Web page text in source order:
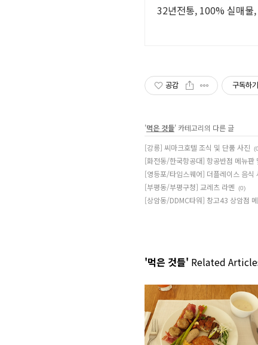
32년전통, 100% 실매물
공감 구독하기
'먹은 것들' 카테고리의 다른 글
[강릉] 씨마크호텔 조식 및 단품 사진
[화전동/한국항공대] 항공반점 메뉴판
[영등포/타임스퀘어] 더플레이스 음식
[부평동/부평구청] 교레츠 라멘 (0)
[상암동/DDMC타워] 창고43 상암점
'먹은 것들' Related